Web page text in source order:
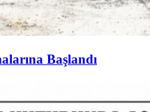
Başlandı